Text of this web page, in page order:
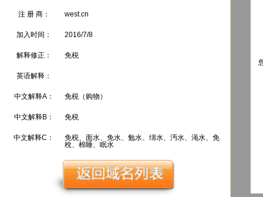
注 册 商： west.cn
加入时间： 2016/7/8
解释修正： 免税
英语解释：
中文解释A： 免税（购物）
中文解释B： 免税
中文解释C：
免税、面水、免水、勉水、绵水、沔水、渑水、免
稅、棉睡、眠水